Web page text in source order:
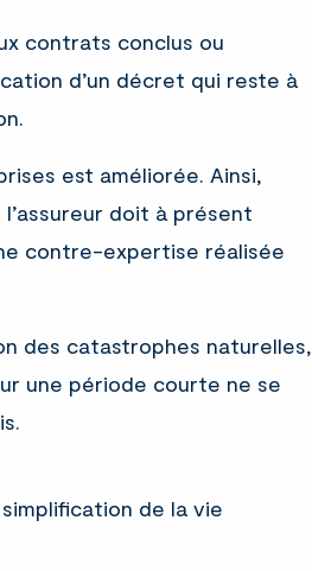
contrats conclus ou
d’un décret qui reste à
est améliorée. Ainsi,
doit à présent
contre-expertise réalisée
des catastrophes naturelles,
une période courte ne se
de la vie